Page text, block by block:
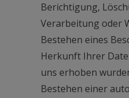
Berichtigung,
Verarbeitung oder
Bestehen eines
Herkunft Ihrer
uns erhoben
Bestehen einer